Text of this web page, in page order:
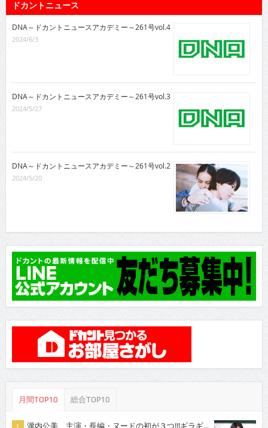
ドカントニュース
DNA～ドカントニュースアカデミー～261号vol.4
2024/6/3
DNA～ドカントニュースアカデミー～261号vol.3
2024/5/27
DNA～ドカントニュースアカデミー～261号vol.2
2024/5/20
月間TOP10 総合TOP10
瀧内公美 主演・長編・ヌードの初が３つ!!!ギラギ...